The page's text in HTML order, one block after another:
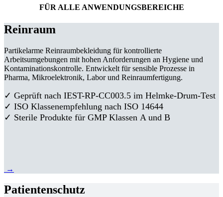
FÜR ALLE ANWENDUNGSBEREICHE
Reinraum
Partikelarme Reinraumbekleidung für kontrollierte
Arbeitsumgebungen mit hohen Anforderungen an Hygiene und
Kontaminationskontrolle. Entwickelt für sensible Prozesse in
Pharma, Mikroelektronik, Labor und Reinraumfertigung.
✓ Geprüft nach IEST-RP-CC003.5 im Helmke-Drum-Test
✓ ISO Klassenempfehlung nach ISO 14644
✓ Sterile Produkte für GMP Klassen A und B
→
Patientenschutz